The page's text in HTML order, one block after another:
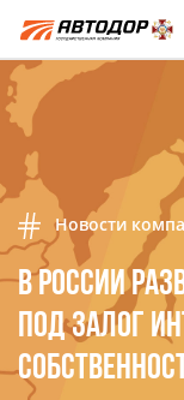
Новости
В РОССИИ
ПОД ЗАЛОГ